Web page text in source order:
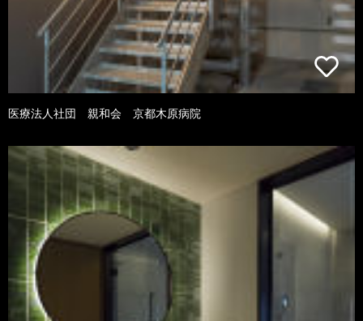
医療法人社団 親和会 京都木原病院